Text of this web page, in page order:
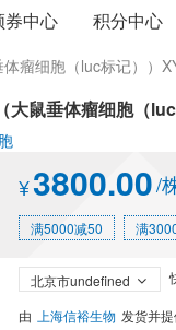
券中心 积分中心
瘤细胞（luc标记））
大鼠垂体瘤细胞（
¥3800.00/
满5000减50 满
北京市undefined
由 上海信裕生物 发货并